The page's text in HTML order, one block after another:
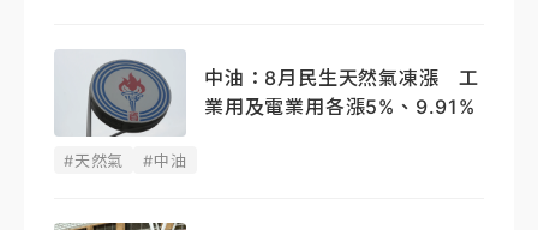
中油：8月民生天然氣凍漲 工
業用及電業用各漲5%、9.91%
#天然氣 #中油